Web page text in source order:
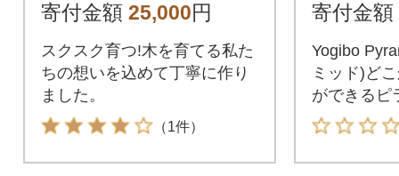
寄付金額 25,000円
スクスク育つ!木を育てる私た
ちの想いを込めて丁寧に作り
ました。
（1件）
寄付金額
Yogibo
ミッド)ど
ができるピ
ァ。